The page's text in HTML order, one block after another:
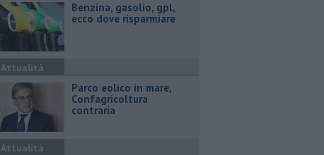
​Benzina, gasolio, gpl,
ecco dove risparmiare
Attualità
Parco eolico in mare,
Confagricoltura
contraria
Attualità